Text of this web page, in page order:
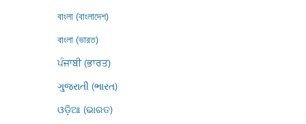
বাংলা (বাংলাদেশ)
বাংলা (ভারত)
ਪੰਜਾਬੀ (ਭਾਰਤ)
ગુજરાતી (ભારત)
ଓଡ଼ିଆ (ଭାରତ)